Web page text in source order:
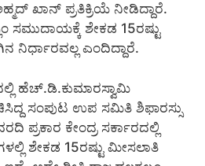
ಖಾನ್ ಪ್ರತಿಕ್ರಿಯೆ ನೀಡಿದ್ದಾರೆ.
ಸಮುದಾಯಕ್ಕೆ ಶೇಕಡ 15ರಷ್ಟು
ನಿರ್ಧಾರವಲ್ಲ ಎಂದಿದ್ದಾರೆ.
ಹೆಚ್.ಡಿ.ಕುಮಾರಸ್ವಾಮಿ
ಸಂಪುಟ ಉಪ ಸಮಿತಿ ಶಿಫಾರಸ್ಸು
ಪ್ರಕಾರ ಕೇಂದ್ರ ಸರ್ಕಾರದಲ್ಲಿ
ಶೇಕಡ 15ರಷ್ಟು ಮೀಸಲಾತಿ